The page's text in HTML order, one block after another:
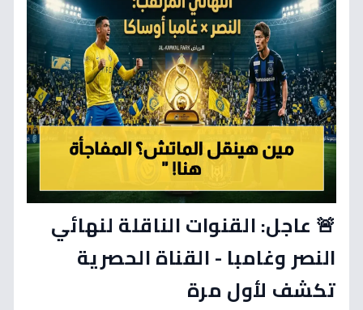
🚨 عاجل: القنوات الناقلة لنهائي
النصر وغامبا - القناة الحصرية
تكشف لأول مرة